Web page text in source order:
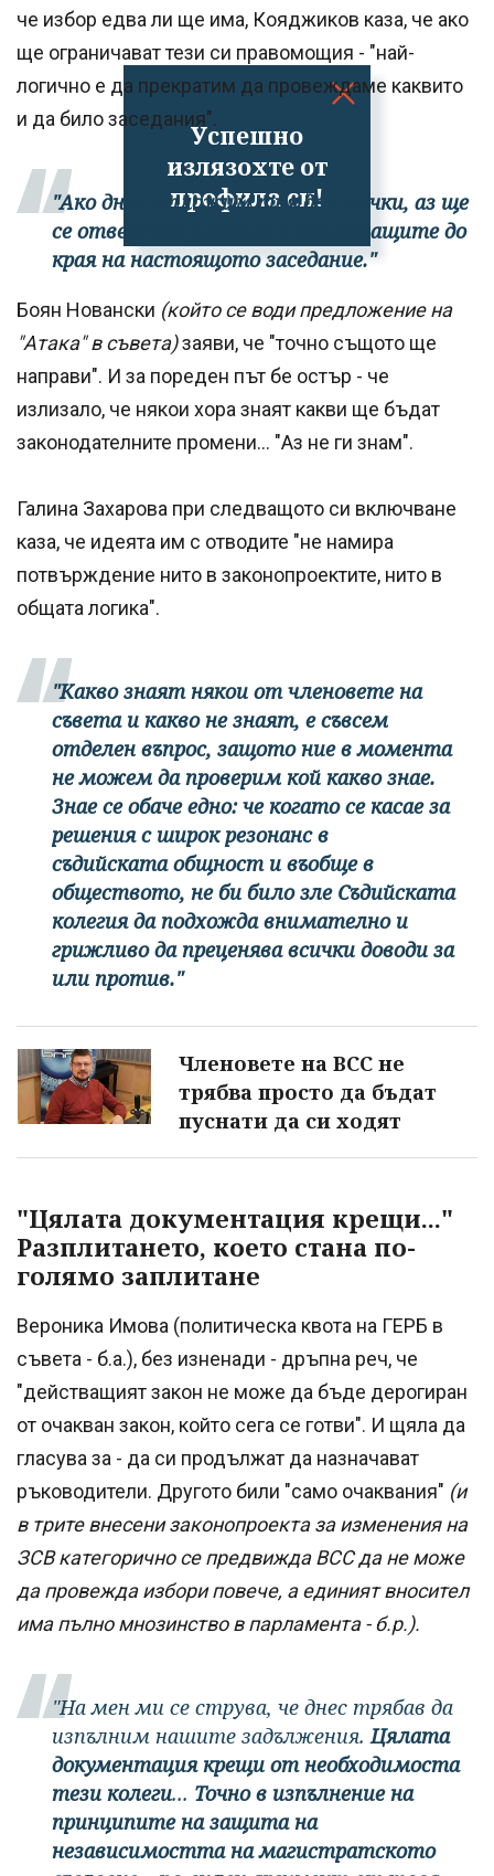
Успешно
излязохте от
профила си!
че избор едва ли ще има, Кояджиков каза, че ако
ще ограничават тези си правомощия - "най-
логично е да прекратим да провеждаме каквито
и да било заседания".
"Ако днес отложим тия две точки, аз ще
се отведа от участие в последващите до
края на настоящото заседание."
Боян Новански (който се води предложение на
"Атака" в съвета)заяви, че "точно същото ще
направи". И за пореден път бе остър - че
излизало, че някои хора знаят какви ще бъдат
законодателните промени... "Аз не ги знам".
Галина Захарова при следващото си включване
каза, че идеята им с отводите "не намира
потвърждение нито в законопроектите, нито в
общата логика".
"Какво знаят някои от членовете на
съвета и какво не знаят, е съвсем
отделен въпрос, защото ние в момента
не можем да проверим кой какво знае.
Знае се обаче едно: че когато се касае за
решения с широк резонанс в
съдийската общност и въобще в
обществото, не би било зле Съдийската
колегия да подхожда внимателно и
грижливо да преценява всички доводи за
или против."
Членовете на ВСС не
трябва просто да бъдат
пуснати да си ходят
"Цялата документация крещи..."
Разплитането, което стана по-
голямо заплитане
Вероника Имова (политическа квота на ГЕРБ в
съвета - б.а.), без изненади - дръпна реч, че
"действащият закон не може да бъде дерогиран
от очакван закон, който сега се готви". И щяла да
гласува за - да си продължат да назначават
ръководители. Другото били "само очаквания" (и
в трите внесени законопроекта за изменения на
ЗСВ категорично се предвижда ВСС да не може
да провежда избори повече, а единият вносител
има пълно мнозинство в парламента - б.р.).
"На мен ми се струва, че днес трябав да
изпълним нашите задължения.Цялата
документация крещи от необходимоста
тези колеги... Точно в изпълнение на
принципите на защита на
независимостта на магистратското